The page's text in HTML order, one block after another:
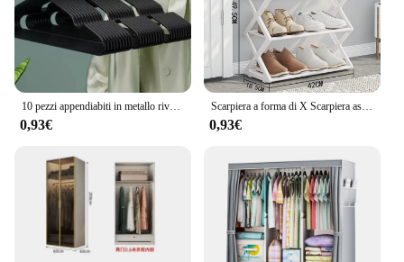
10 pezzi appendiabiti in metallo rivestito antiscivolo appendiabiti per impieghi gravosi appendiabiti per camicia in metallo con tacche rotonde per il vestito
0,93€
Scarpiera a forma di X Scarpiera assemblata multifunzionale per uso domestico Scarpiera semplice assemblata per uso domestico
0,93€